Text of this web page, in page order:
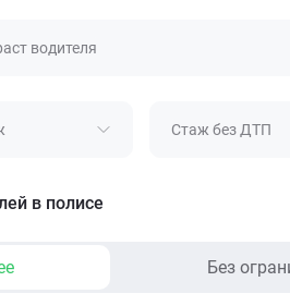
водителя
Стаж без ДТП
в полисе
Без